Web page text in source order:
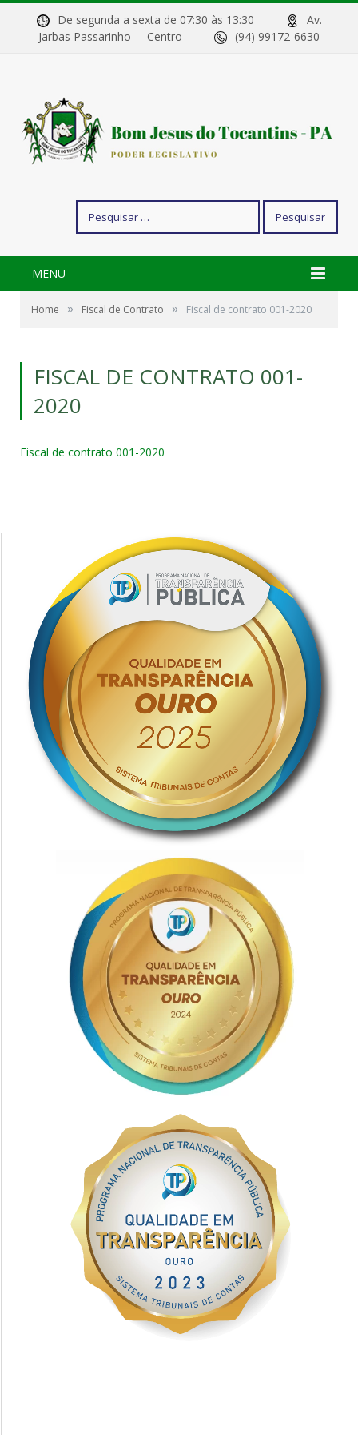
De segunda a sexta de 07:30 às 13:30
Av.
Jarbas Passarinho – Centro
(94) 99172-6630
por:
MENU
Home » Fiscal de Contrato » Fiscal de contrato 001-2020
FISCAL DE CONTRATO 001-
2020
Fiscal de contrato 001-2020